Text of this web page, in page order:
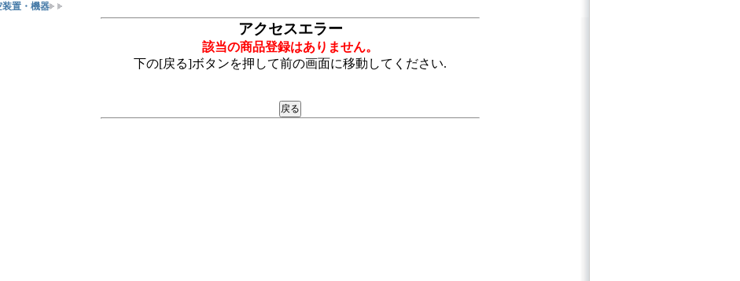
置・機器
アクセスエラー
該当の商品登録はありません。
下の[戻る]ボタンを押して前の画面に移動してください.